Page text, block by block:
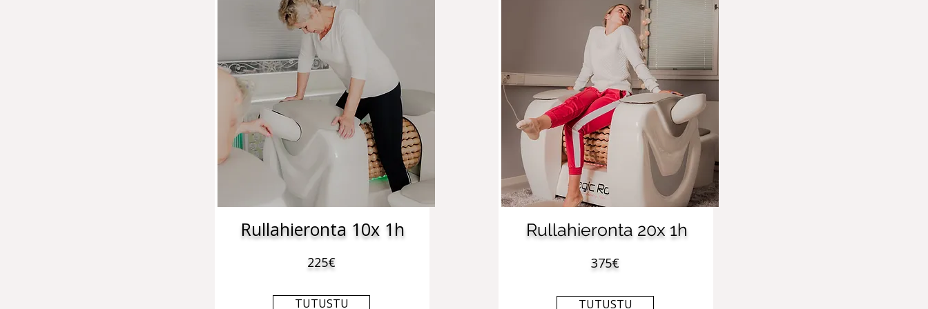
Rullahieronta 10x 1h
225€
TUTUSTU
Rullahieronta 20x 1h
375€
TUTUSTU